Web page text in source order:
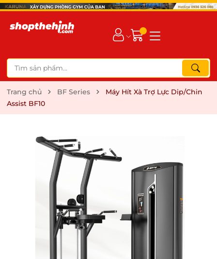
Trang chủ BF Series
Máy Hít Xà Trợ Lực Dip/Chin
Assist BF10